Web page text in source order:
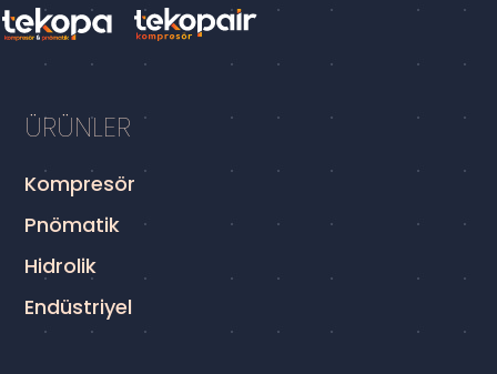
ÜRÜNLER
Kompresör
Pnömatik
Hidrolik
Endüstriyel